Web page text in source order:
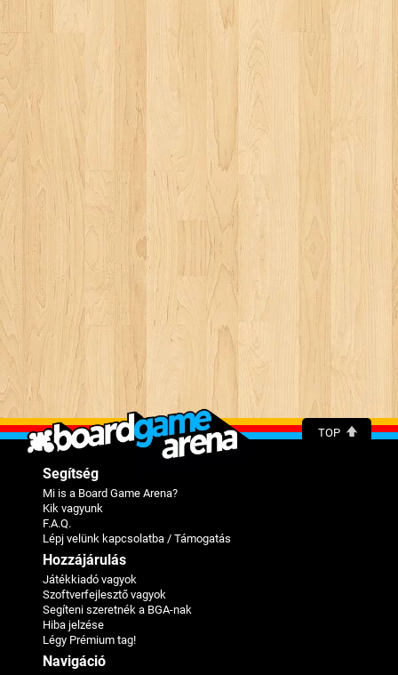
TOP
Segítség
Mi is a Board Game Arena?
Kik vagyunk
F.A.Q.
Lépj velünk kapcsolatba / Támogatás
Hozzájárulás
Játékkiadó vagyok
Szoftverfejlesztő vagyok
Segíteni szeretnék a BGA-nak
Hiba jelzése
Légy Prémium tag!
Navigáció